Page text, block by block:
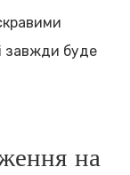
завжди буде
на